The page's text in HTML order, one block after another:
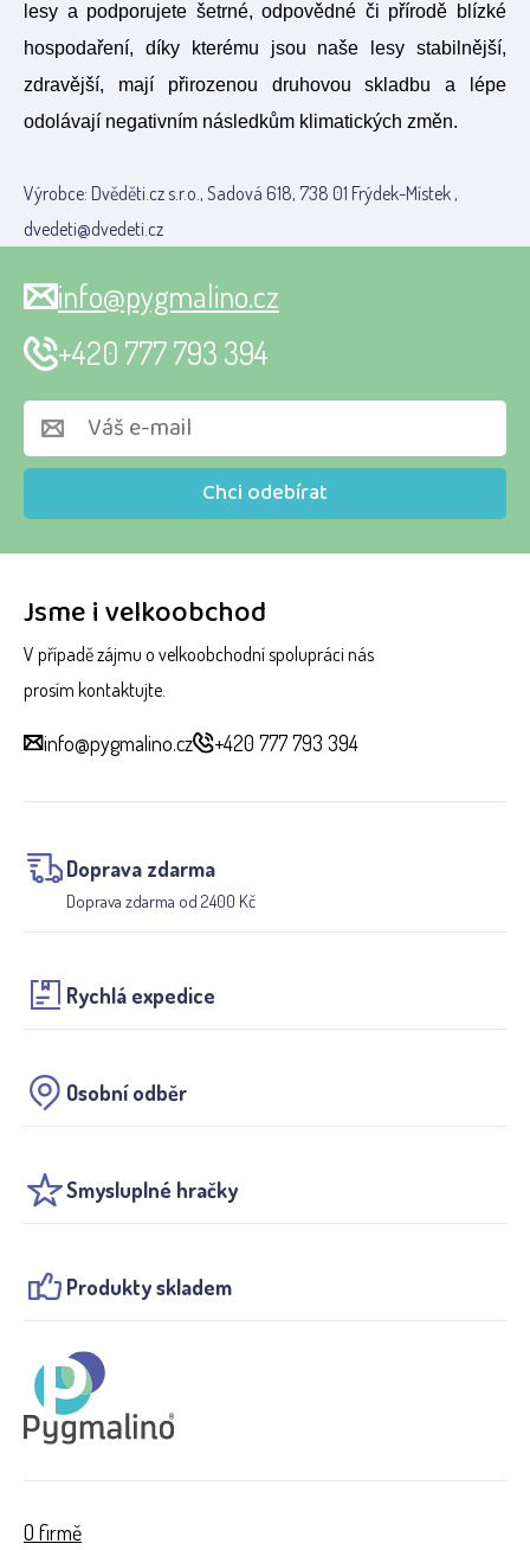
lesy a podporujete šetrné, odpovědné či přírodě blízké
hospodaření, díky kterému jsou naše lesy stabilnější,
zdravější, mají přirozenou druhovou skladbu a lépe
odolávají negativním následkům klimatických změn.
Výrobce: Dvěděti.cz s.r.o., Sadová 618, 738 01 Frýdek-Místek ,
dvedeti@dvedeti.cz
Jsme i velkoobchod
V případě zájmu o velkoobchodní spolupráci nás
prosím kontaktujte.
info@pygmalino.cz +420 777 793 394
Doprava zdarma
Doprava zdarma od 2400 Kč
Rychlá expedice
Osobní odběr
Smysluplné hračky
Produkty skladem
Chci odebírat
info@pygmalino.cz
+420 777 793 394
O firmě